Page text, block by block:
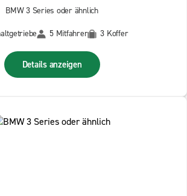
BMW 3 Series oder ähnlich
5 Mitfahrer 3 Koffer
Details anzeigen